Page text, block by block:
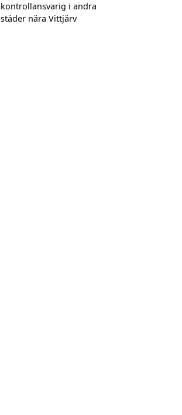
kontrollansvarig i andra
städer nära Vittjärv